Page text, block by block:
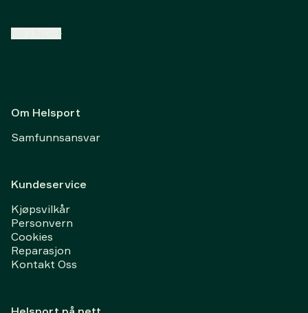
Om Helsport
Samfunnsansvar
Kundeservice
Kjøpsvilkår
Personvern
Cookies
Reparasjon
Kontakt Oss